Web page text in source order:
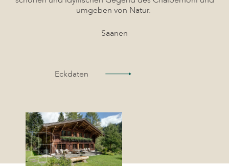
umgeben von Natur.
Saanen
Eckdaten